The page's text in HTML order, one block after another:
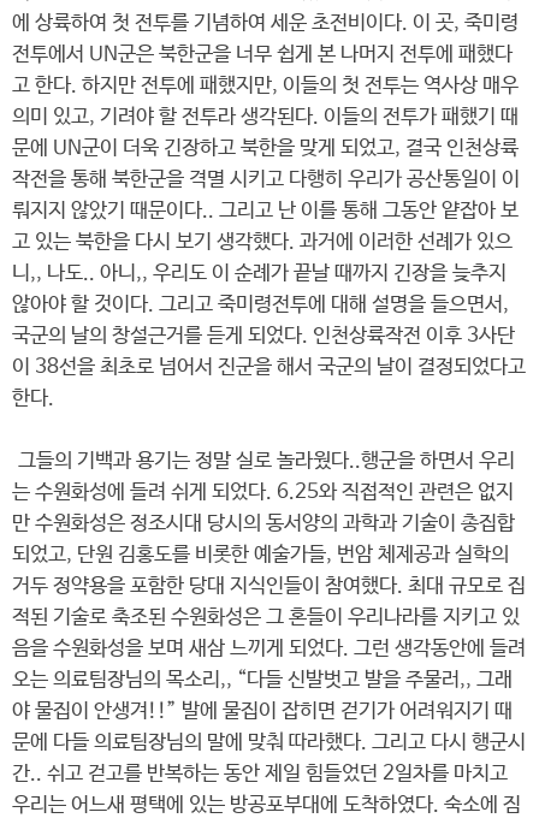
에 상륙하여 첫 전투를 기념하여 세운 초전비이다. 이 곳, 죽미령
전투에서 UN군은 북한군을 너무 쉽게 본 나머지 전투에 패했다
고 한다. 하지만 전투에 패했지만, 이들의 첫 전투는 역사상 매우
의미 있고, 기려야 할 전투라 생각된다. 이들의 전투가 패했기 때
문에 UN군이 더욱 긴장하고 북한을 맞게 되었고, 결국 인천상륙
작전을 통해 북한군을 격멸 시키고 다행히 우리가 공산통일이 이
뤄지지 않았기 때문이다.. 그리고 난 이를 통해 그동안 얕잡아 보
고 있는 북한을 다시 보기 생각했다. 과거에 이러한 선례가 있으
니,, 나도.. 아니,, 우리도 이 순례가 끝날 때까지 긴장을 늦추지
않아야 할 것이다. 그리고 죽미령전투에 대해 설명을 들으면서,
국군의 날의 창설근거를 듣게 되었다. 인천상륙작전 이후 3사단
이 38선을 최초로 넘어서 진군을 해서 국군의 날이 결정되었다고
한다.
그들의 기백과 용기는 정말 실로 놀라웠다..행군을 하면서 우리
는 수원화성에 들려 쉬게 되었다. 6.25와 직접적인 관련은 없지
만 수원화성은 정조시대 당시의 동서양의 과학과 기술이 총집합
되었고, 단원 김홍도를 비롯한 예술가들, 번암 체제공과 실학의
거두 정약용을 포함한 당대 지식인들이 참여했다. 최대 규모로 집
적된 기술로 축조된 수원화성은 그 혼들이 우리나라를 지키고 있
음을 수원화성을 보며 새삼 느끼게 되었다. 그런 생각동안에 들려
오는 의료팀장님의 목소리,, “다들 신발벗고 발을 주물러,, 그래
야 물집이 안생겨!!” 발에 물집이 잡히면 걷기가 어려워지기 때
문에 다들 의료팀장님의 말에 맞춰 따라했다. 그리고 다시 행군시
간.. 쉬고 걷고를 반복하는 동안 제일 힘들었던 2일차를 마치고
우리는 어느새 평택에 있는 방공포부대에 도착하였다. 숙소에 짐